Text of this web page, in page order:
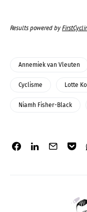
Results powered by
Annemiek van Vleuten
Cyclisme Lotte
Niamh Fisher-Black